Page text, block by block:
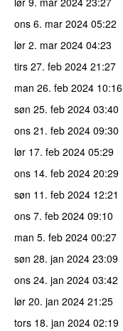
ons 6. mar 2024 05:22
lør 2. mar 2024 04:23
tirs 27. feb 2024 21:27
man 26. feb 2024 10:16
søn 25. feb 2024 03:40
ons 21. feb 2024 09:30
lør 17. feb 2024 05:29
ons 14. feb 2024 20:29
søn 11. feb 2024 12:21
ons 7. feb 2024 09:10
man 5. feb 2024 00:27
søn 28. jan 2024 23:09
ons 24. jan 2024 03:42
lør 20. jan 2024 21:25
tors 18. jan 2024 02:19